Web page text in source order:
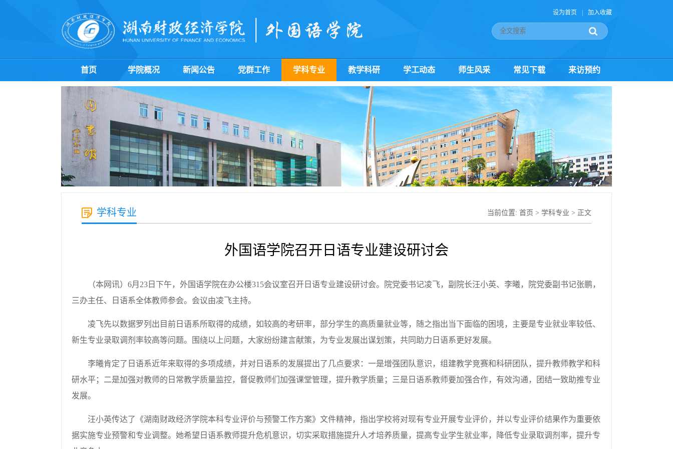
加入收藏
设为首页
首页 学院概况 新闻公告 党群工作 学科专业 教学科研 学工动态 师生风采 常见下载 来访预约
学科专业 当前位置: 首页 > 学科专业 > 正文
外国语学院召开日语专业建设研讨会
（本网讯） 6月 23 日下午， 外国语学院在办公楼315会议室召开日语专业建设研讨会。院党委书记凌飞，副院长汪小英、 李曦，院党委副书记张鹏 ，
三办主任、日语系全体教师参会。会议由凌飞主持。
凌飞先以数据罗列出目前日语系所取得的成绩， 如较高的考研率， 部分学生的高质量就业等， 随之指出当下面临的困境 ， 主要是专业就业率较低、
新生专业录取调剂率较高等问题。 围绕以上问题 ， 大家纷纷建言献策 ， 为专业发展出谋划策， 共同助力日语系更好发展。
李曦肯定了日语系近年来取得的多项成绩， 并对日语系的发展提出了几点要求：一是增强团队意识，组建教学竞赛和科研团队，提升教师教学和科
研水平；二是加强对教师的日常教学质量监控，督促教师们加强课堂管理，提升教学质量；三是日语系教师要加强合作，有效沟通，团结一致助推专业
发展。
汪小英传达了《湖南财政经济学院本科专业评价与预警工作方案》文件精神 ， 指出学校将对现有专业开展专业评价，并以专业评价结果作为重要依
据实施专业预警和专业调整。她希望日语系教师提升危机意识，切实采取措施提升人才培养质量，提高专业学生就业率，降低专业录取调剂率，提升专